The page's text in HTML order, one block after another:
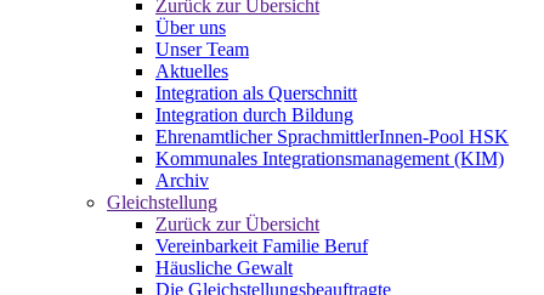
Zurück zur Übersicht
Über uns
Unser Team
Aktuelles
Integration als Querschnitt
Integration durch Bildung
Ehrenamtlicher SprachmittlerInnen-Pool HSK
Kommunales Integrationsmanagement (KIM)
Archiv
Gleichstellung
Zurück zur Übersicht
Vereinbarkeit Familie Beruf
Häusliche Gewalt
Die Gleichstellungsbeauftragte